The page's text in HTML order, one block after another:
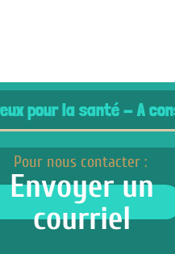
:
un
- A consommer